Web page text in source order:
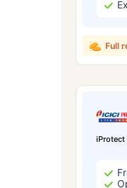
Full
iProtect